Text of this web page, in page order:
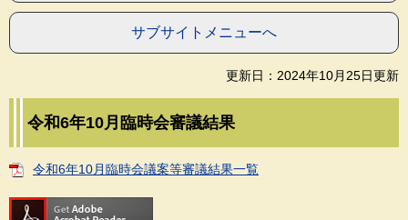
サブサイトメニューへ
更新日：2024年10月25日更新
令和6年10月臨時会審議結果
令和6年10月臨時会議案等審議結果一覧